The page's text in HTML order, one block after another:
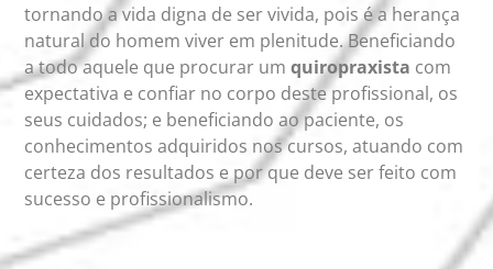
tornando a vida digna de ser vivida, pois é a herança
natural do homem viver em plenitude. Beneficiando
a todo aquele que procurar umquiropraxista com
expectativa e confiar no corpo deste profissional, os
seus cuidados; e beneficiando ao paciente, os
conhecimentos adquiridos nos cursos, atuando com
certeza dos resultados e por que deve ser feito com
sucesso e profissionalismo.